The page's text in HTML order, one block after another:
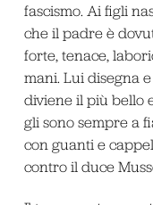
fascismo. Ai figli
che il padre è
forte, tenace,
mani. Lui disegna
diviene il più bello
gli sono sempre a
con guanti e
contro il duce